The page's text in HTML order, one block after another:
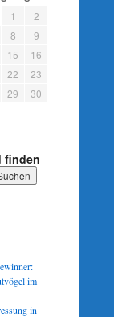
1
2
8
9
15
16
22
23
29
30
finden
im
in